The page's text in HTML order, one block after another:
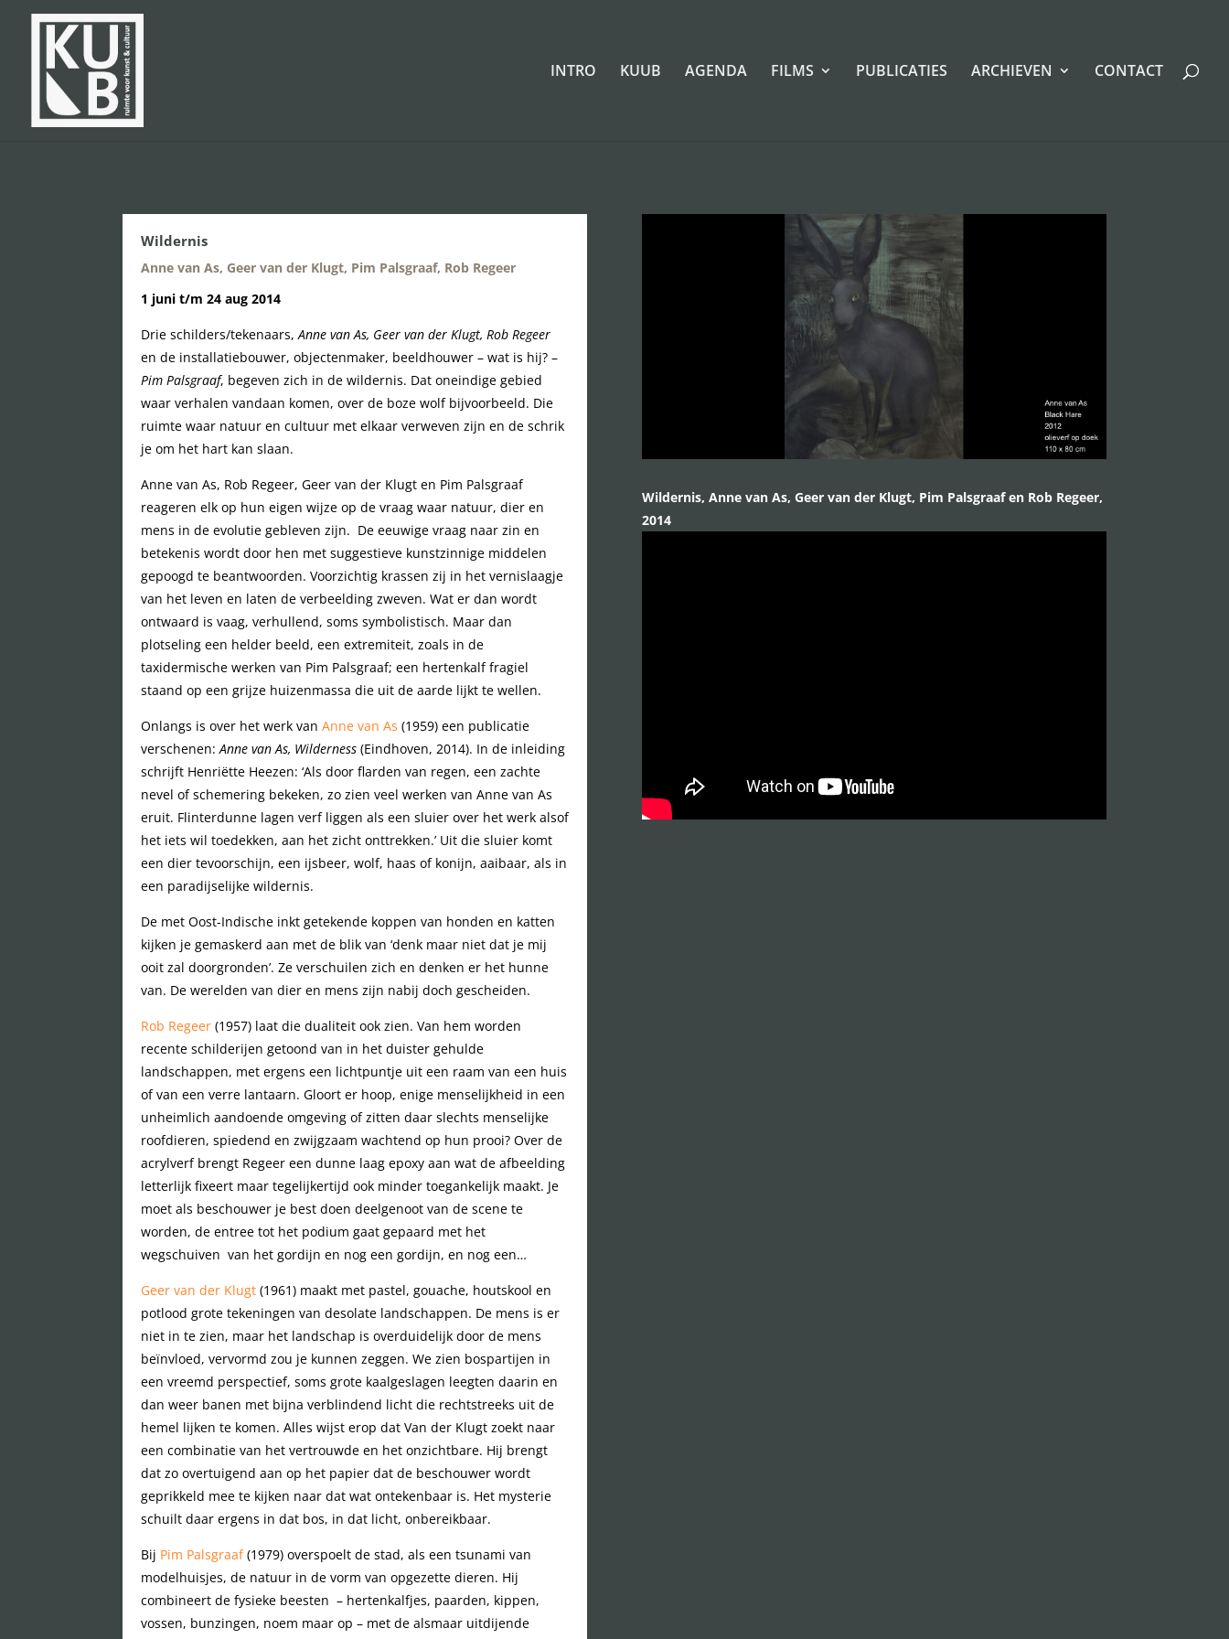
INTRO KUUB AGENDA FILMS PUBLICATIES ARCHIEVEN CONTACT
Wildernis
Anne van As, Geer van der Klugt, Pim Palsgraaf, Rob Regeer
1 juni t/m 24 aug 2014
Drie schilders/tekenaars,Anne van As, Geer van der Klugt, Rob Regeer
en de installatiebouwer, objectenmaker, beeldhouwer – wat is hij? –
Pim Palsgraaf, begeven zich in de wildernis. Dat oneindige gebied
waar verhalen vandaan komen, over de boze wolf bijvoorbeeld. Die
ruimte waar natuur en cultuur met elkaar verweven zijn en de schrik
je om het hart kan slaan.
Anne van As, Rob Regeer, Geer van der Klugt en Pim Palsgraaf
reageren elk op hun eigen wijze op de vraag waar natuur, dier en
mens in de evolutie gebleven zijn. De eeuwige vraag naar zin en
betekenis wordt door hen met suggestieve kunstzinnige middelen
gepoogd te beantwoorden. Voorzichtig krassen zij in het vernislaagje
van het leven en laten de verbeelding zweven. Wat er dan wordt
ontwaard is vaag, verhullend, soms symbolistisch. Maar dan
plotseling een helder beeld, een extremiteit, zoals in de
taxidermische werken van Pim Palsgraaf; een hertenkalf fragiel
staand op een grijze huizenmassa die uit de aarde lijkt te wellen.
Onlangs is over het werk vanAnne van As (1959) een publicatie
verschenen:Anne van As, Wilderness (Eindhoven, 2014). In de inleiding
schrijft Henriëtte Heezen: ‘Als door flarden van regen, een zachte
nevel of schemering bekeken, zo zien veel werken van Anne van As
eruit. Flinterdunne lagen verf liggen als een sluier over het werk alsof
het iets wil toedekken, aan het zicht onttrekken.’ Uit die sluier komt
een dier tevoorschijn, een ijsbeer, wolf, haas of konijn, aaibaar, als in
een paradijselijke wildernis.
De met Oost-Indische inkt getekende koppen van honden en katten
kijken je gemaskerd aan met de blik van ‘denk maar niet dat je mij
ooit zal doorgronden’. Ze verschuilen zich en denken er het hunne
van. De werelden van dier en mens zijn nabij doch gescheiden.
Rob Regeer(1957) laat die dualiteit ook zien. Van hem worden
recente schilderijen getoond van in het duister gehulde
landschappen, met ergens een lichtpuntje uit een raam van een huis
of van een verre lantaarn. Gloort er hoop, enige menselijkheid in een
unheimlich aandoende omgeving of zitten daar slechts menselijke
roofdieren, spiedend en zwijgzaam wachtend op hun prooi? Over de
acrylverf brengt Regeer een dunne laag epoxy aan wat de afbeelding
letterlijk fixeert maar tegelijkertijd ook minder toegankelijk maakt. Je
moet als beschouwer je best doen deelgenoot van de scene te
worden, de entree tot het podium gaat gepaard met het
wegschuiven van het gordijn en nog een gordijn, en nog een…
Geer van der Klugt (1961) maakt met pastel, gouache, houtskool en
potlood grote tekeningen van desolate landschappen. De mens is er
niet in te zien, maar het landschap is overduidelijk door de mens
beïnvloed, vervormd zou je kunnen zeggen. We zien bospartijen in
een vreemd perspectief, soms grote kaalgeslagen leegten daarin en
dan weer banen met bijna verblindend licht die rechtstreeks uit de
hemel lijken te komen. Alles wijst erop dat Van der Klugt zoekt naar
een combinatie van het vertrouwde en het onzichtbare. Hij brengt
dat zo overtuigend aan op het papier dat de beschouwer wordt
geprikkeld mee te kijken naar dat wat ontekenbaar is. Het mysterie
schuilt daar ergens in dat bos, in dat licht, onbereikbaar.
Bij Pim Palsgraaf(1979) overspoelt de stad, als een tsunami van
modelhuisjes, de natuur in de vorm van opgezette dieren. Hij
combineert de fysieke beesten – hertenkalfjes, paarden, kippen,
vossen, bunzingen, noem maar op – met de alsmaar uitdijende
Wildernis, Anne van As, Geer van der Klugt, Pim Palsgraaf en Rob Regeer,
2014